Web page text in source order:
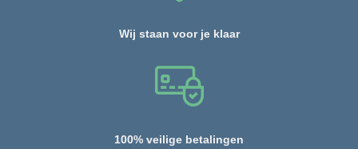
Wij staan voor je klaar
100% veilige betalingen